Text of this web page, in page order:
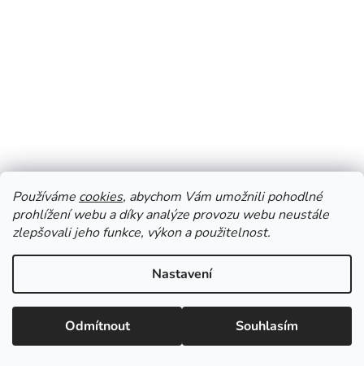
Používáme cookies, abychom Vám umožnili pohodlné
prohlížení webu a díky analýze provozu webu neustále
zlepšovali jeho funkce, výkon a použitelnost.
Nastavení
Odmítnout Souhlasím
Angry Beards Jack Saloon univerzální krém 75 ml
Skladem
219 Kč
DO KOŠÍKU